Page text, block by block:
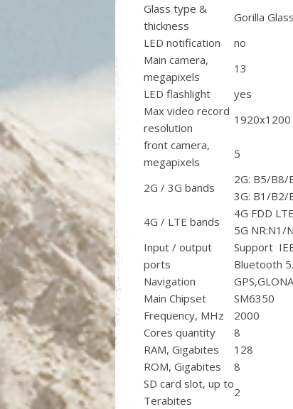
Glass type &
thickness
Gorilla
LED notification
no
Main camera,
megapixels
13
LED flashlight
yes
Max video record
resolution
1920x1200
front camera,
megapixels
5
2G / 3G bands
2G: B5/B8/
3G: B1/B2/
4G / LTE bands
4G FDD
5G NR:N1/
Input / output
ports
Support
Bluetooth
Navigation
Main Chipset
SM6350
Frequency, MHz
2000
Cores quantity
8
RAM, Gigabites
128
ROM, Gigabites
8
SD card slot, up to
Terabites
2